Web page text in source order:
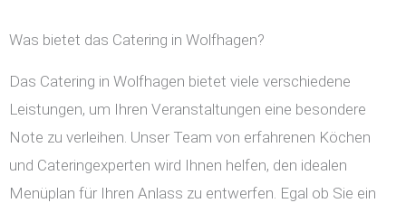
Was bietet das Catering in Wolfhagen?
Das Catering in Wolfhagen bietet viele verschiedene
Leistungen, um Ihren Veranstaltungen eine besondere
Note zu verleihen. Unser Team von erfahrenen Köchen
und Cateringexperten wird Ihnen helfen, den idealen
Menüplan für Ihren Anlass zu entwerfen. Egal ob Sie ein